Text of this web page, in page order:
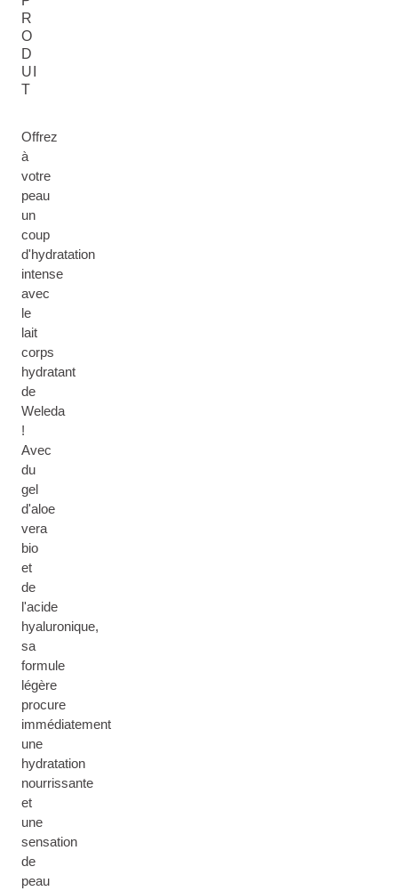
R
O
D
UI
T
Offrez
à
votre
peau
un
coup
d'hydratation
intense
avec
le
lait
corps
hydratant
de
Weleda
!
Avec
du
gel
d'aloe
vera
bio
et
de
l'acide
hyaluronique,
sa
formule
légère
procure
immédiatement
une
hydratation
nourrissante
et
une
sensation
de
peau